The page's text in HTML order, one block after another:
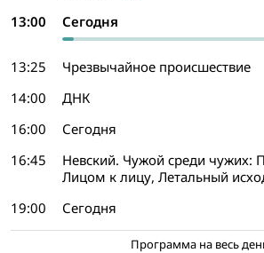
13:00
Сегодня
13:25
Чрезвычайное происшествие
14:00
ДНК
16:00
Сегодня
16:45
Невский. Чужой среди чужих:
Лицом к лицу, Летальный
19:00
Сегодня
Программа на весь